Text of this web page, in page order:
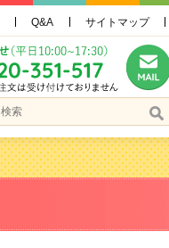
Q&A サイトマップ